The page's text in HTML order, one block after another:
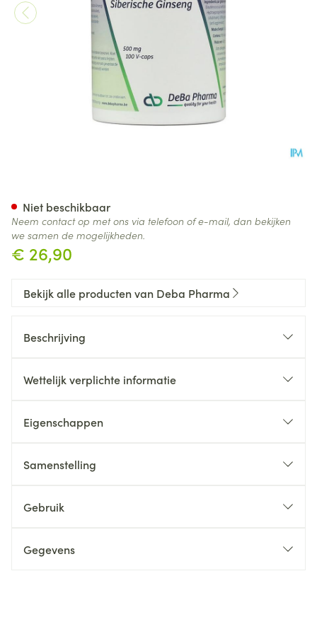
€ 26,90
Niet beschikbaar
Neem contact op met ons via telefoon of e-mail, dan bekijken
we samen de mogelijkheden.
Bekijk alle producten van Deba Pharma
Beschrijving
Wettelijk verplichte informatie
Eigenschappen
Samenstelling
Gebruik
Gegevens